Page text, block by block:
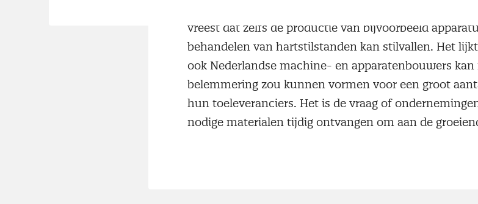
vreest dat zelfs de productie van bijvoorbeeld
behandelen van hartstilstanden kan stilvallen. Het
ook Nederlandse machine- en apparatenbouwers
belemmering zou kunnen vormen voor een groot
hun toeleveranciers. Het is de vraag of
nodige materialen tijdig ontvangen om aan de